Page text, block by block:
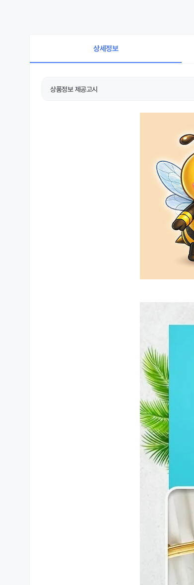
상세정보
상품정보 제공고시
상품 상세설명 참조
상품 상세설명 참조
상품 상세설명 참조
상품 상세설명 참조
상품 상세설명 참조